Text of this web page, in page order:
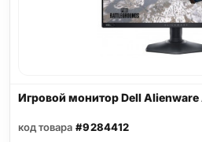
Игровой монитор Dell Alienware
код товара #9284412